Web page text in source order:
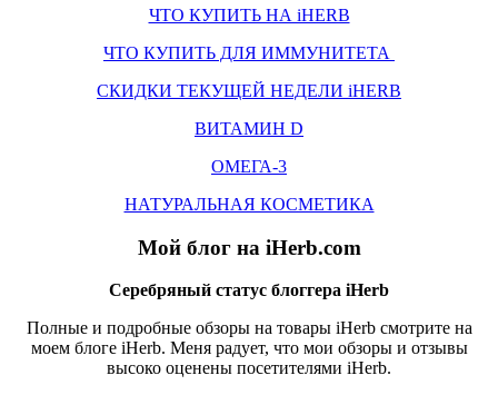
ЧТО КУПИТЬ НА iHERB
ЧТО КУПИТЬ ДЛЯ ИММУНИТЕТА
СКИДКИ ТЕКУЩЕЙ НЕДЕЛИ iHERB
ВИТАМИН D
ОМЕГА-3
НАТУРАЛЬНАЯ КОСМЕТИКА
Мой блог на iHerb.com
Серебряный статус блоггера iHerb
Полные и подробные обзоры на товары iHerb смотрите на
моем блоге iHerb. Меня радует, что мои обзоры и отзывы
высоко оценены посетителями iHerb.